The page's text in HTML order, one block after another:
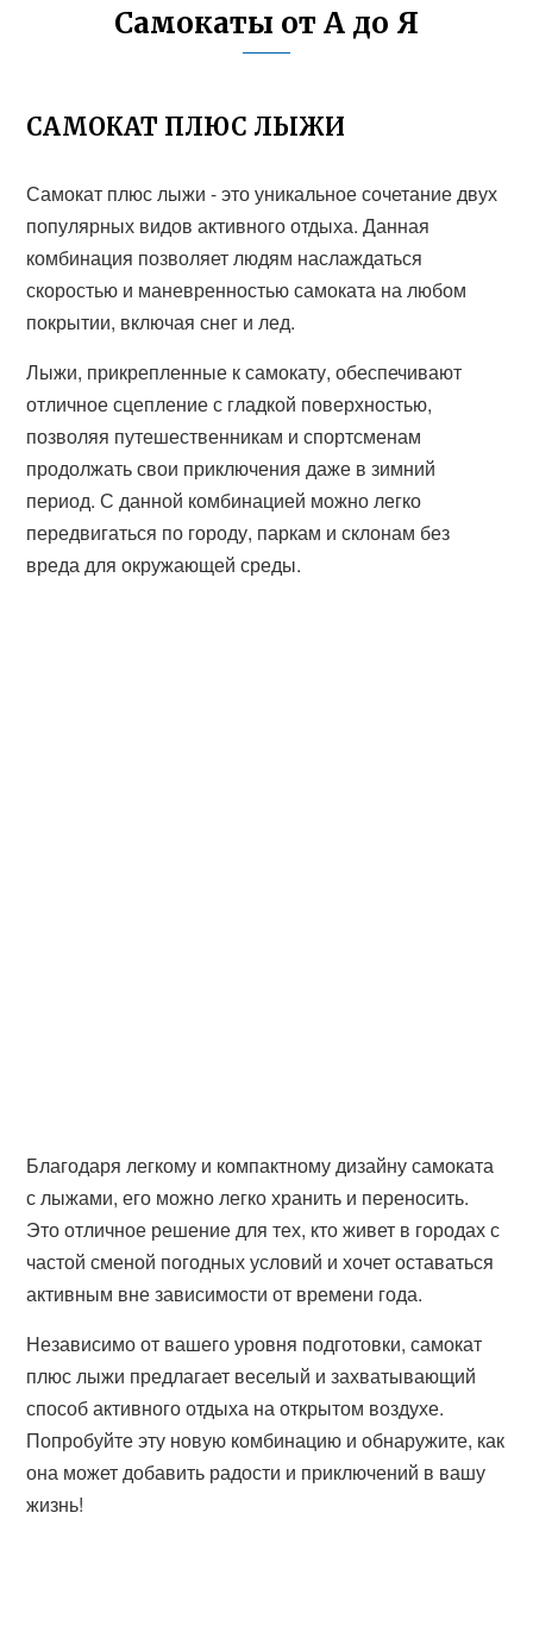
Самокаты от А до Я
САМОКАТ ПЛЮС ЛЫЖИ
Самокат плюс лыжи - это уникальное сочетание двух
популярных видов активного отдыха. Данная
комбинация позволяет людям наслаждаться
скоростью и маневренностью самоката на любом
покрытии, включая снег и лед.
Лыжи, прикрепленные к самокату, обеспечивают
отличное сцепление с гладкой поверхностью,
позволяя путешественникам и спортсменам
продолжать свои приключения даже в зимний
период. С данной комбинацией можно легко
передвигаться по городу, паркам и склонам без
вреда для окружающей среды.
Благодаря легкому и компактному дизайну самоката
с лыжами, его можно легко хранить и переносить.
Это отличное решение для тех, кто живет в городах с
частой сменой погодных условий и хочет оставаться
активным вне зависимости от времени года.
Независимо от вашего уровня подготовки, самокат
плюс лыжи предлагает веселый и захватывающий
способ активного отдыха на открытом воздухе.
Попробуйте эту новую комбинацию и обнаружите, как
она может добавить радости и приключений в вашу
жизнь!